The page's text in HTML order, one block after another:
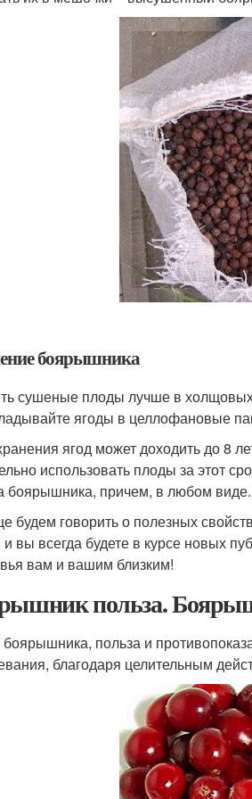
боярышника
сушеные плоды лучше в
ягоды в целлофановые
ягод может доходить до 8
использовать плоды за этот
боярышника, причем, в любом
будем говорить о полезных
и вы всегда будете в курсе новых
вам и вашим близким!
польза.
польза и
благодаря целительным